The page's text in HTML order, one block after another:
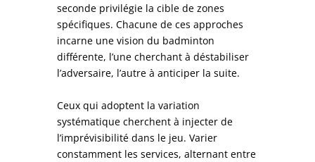
seconde privilégie la cible de zones
spécifiques. Chacune de ces approches
incarne une vision du badminton
différente, l’une cherchant à déstabiliser
l’adversaire, l’autre à anticiper la suite.
Ceux qui adoptent la variation
systématique cherchent à injecter de
l’imprévisibilité dans le jeu. Varier
constamment les services, alternant entre